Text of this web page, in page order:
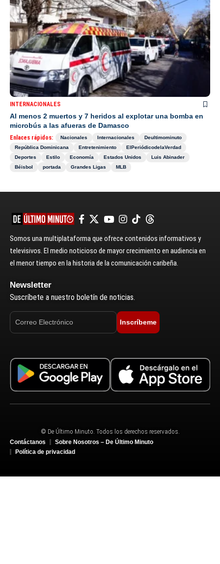
INTERNACIONALES
Al menos 2 muertos y 7 heridos al explotar una bomba en
microbús a las afueras de Damasco
Enlaces rápidos: Nacionales Internacionales
Deultimominuto
República Dominicana
Entretenimiento
ElPeriódicodelaVerdad
Deportes
Estilo Economía Estados Unidos
Luis Abinader
Béisbol
portada Grandes Ligas MLB
Somos una multiplataforma que ofrece contenidos informativos y
televisivos. El medio noticioso de mayor crecimiento en audiencia en
el menor tiempo en la historia de la comunicación caribeña.
Newsletter
Suscríbete a nuestro boletín de noticias.
Inscríbeme
© De Último Minuto. Todos los derechos reservados.
Contáctanos
Sobre Nosotros – De Último Minuto
Política de privacidad